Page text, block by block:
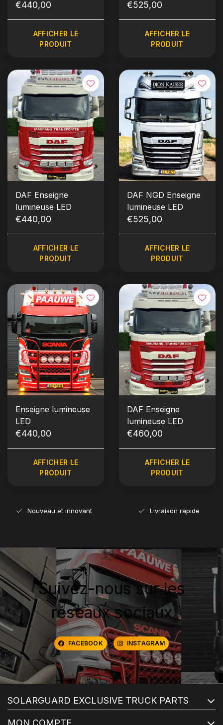
€440,00
AFFICHER LE
PRODUIT
€525,00
AFFICHER LE
PRODUIT
DAF Enseigne
lumineuse LED
€440,00
AFFICHER LE
PRODUIT
DAF NGD Enseigne
lumineuse LED
€525,00
AFFICHER LE
PRODUIT
Enseigne lumineuse
LED
€440,00
AFFICHER LE
PRODUIT
DAF Enseigne
lumineuse LED
€460,00
AFFICHER LE
PRODUIT
Nouveau et innovant Livraison rapide
Suivez-nous sur les
réseaux sociaux
FACEBOOK INSTAGRAM
SOLARGUARD EXCLUSIVE TRUCK PARTS
MON COMPTE